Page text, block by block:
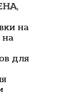
,
на
на
для